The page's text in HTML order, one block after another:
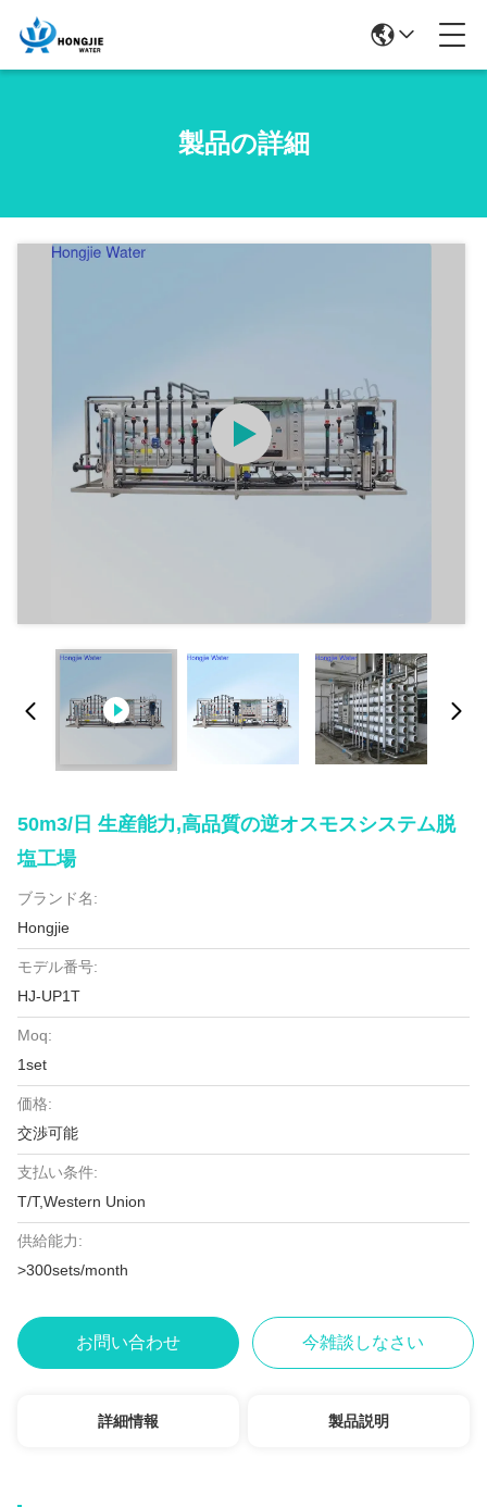
製品の詳細
50m3/日 生産能力,高品質の逆オスモスシステム脱
塩工場
ブランド名:
Hongjie
モデル番号:
HJ-UP1T
Moq:
1set
価格:
交渉可能
支払い条件:
T/T,Western Union
供給能力:
>300sets/month
お問い合わせ 今雑談しなさい
詳細情報 製品説明